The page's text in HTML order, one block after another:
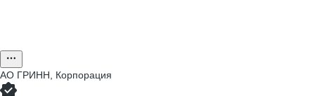
АО ГРИНН, Корпорация